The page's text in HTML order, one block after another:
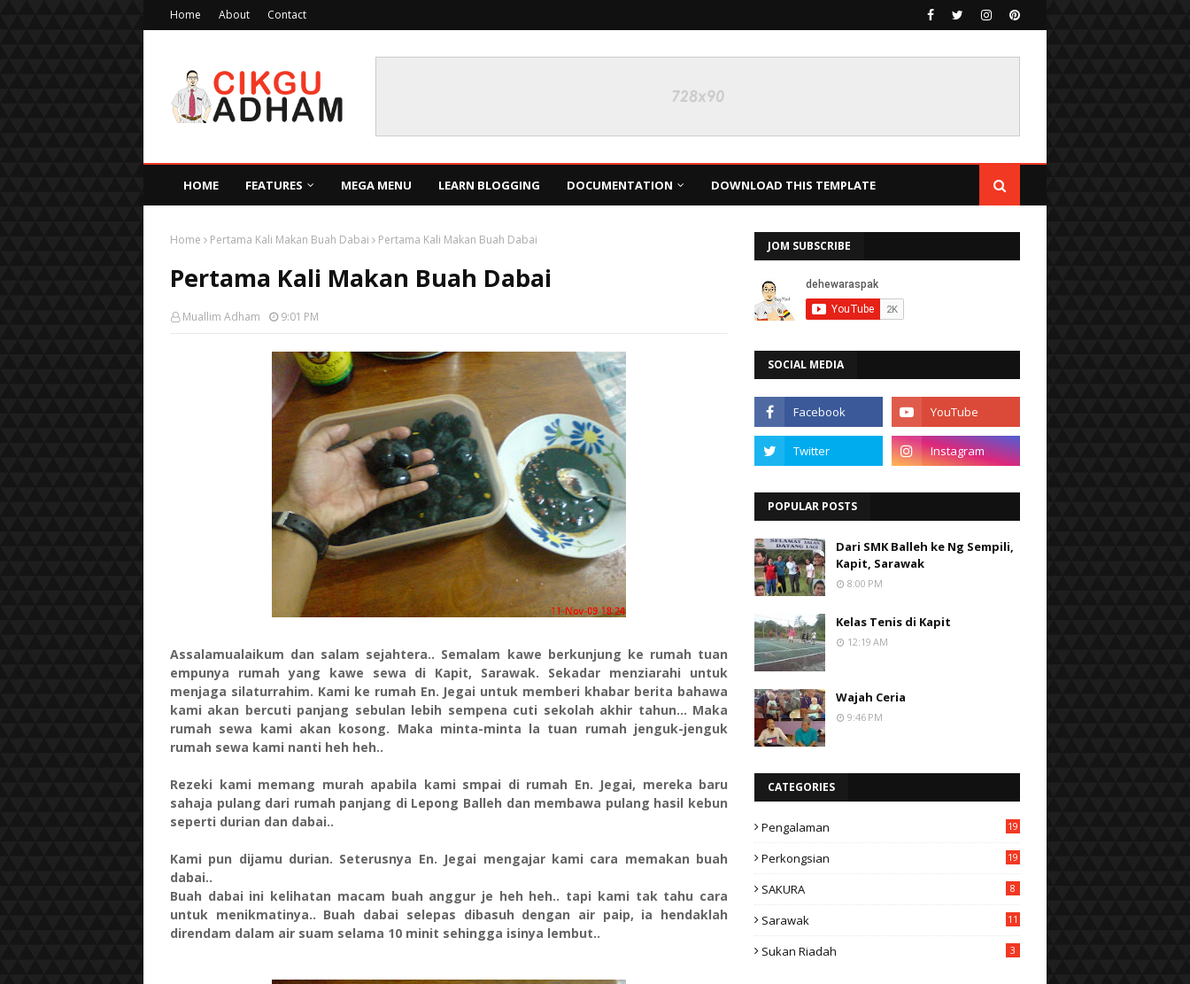
Home About Contact
HOME FEATURES MEGA MENU LEARN BLOGGING DOCUMENTATION DOWNLOAD THIS TEMPLATE
Home Pertama Kali Makan Buah Dabai Pertama Kali Makan Buah Dabai
Pertama Kali Makan Buah Dabai
Muallim Adham 9:01 PM
Assalamualaikum dan salam sejahtera.. Semalam kawe berkunjung ke rumah tuan
empunya rumah yang kawe sewa di Kapit, Sarawak. Sekadar menziarahi untuk
menjaga silaturrahim. Kami ke rumah En. Jegai untuk memberi khabar berita bahawa
kami akan bercuti panjang sebulan lebih sempena cuti sekolah akhir tahun... Maka
rumah sewa kami akan kosong. Maka minta-minta la tuan rumah jenguk-jenguk
rumah sewa kami nanti heh heh..
Rezeki kami memang murah apabila kami smpai di rumah En. Jegai, mereka baru
sahaja pulang dari rumah panjang di Lepong Balleh dan membawa pulang hasil kebun
seperti durian dan dabai..
Kami pun dijamu durian. Seterusnya En. Jegai mengajar kami cara memakan buah
dabai..
Buah dabai ini kelihatan macam buah anggur je heh heh.. tapi kami tak tahu cara
untuk menikmatinya.. Buah dabai selepas dibasuh dengan air paip, ia hendaklah
direndam dalam air suam selama 10 minit sehingga isinya lembut..
JOM SUBSCRIBE
SOCIAL MEDIA
POPULAR POSTS
Dari SMK Balleh ke Ng Sempili,
Kapit, Sarawak
8:00 PM
Kelas Tenis di Kapit
12:19 AM
Wajah Ceria
9:46 PM
CATEGORIES
Pengalaman 19
Perkongsian 19
SAKURA 8
Sarawak 11
Sukan Riadah 3